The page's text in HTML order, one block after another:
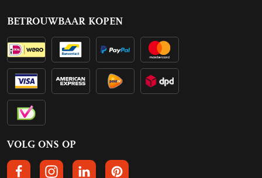
BETROUWBAAR KOPEN
VOLG ONS OP